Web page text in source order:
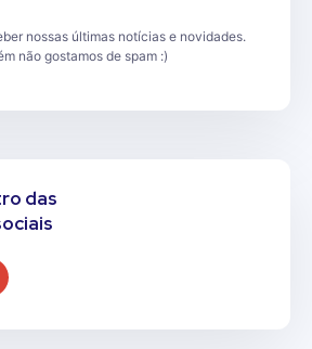
nossas últimas notícias e novidades.
não gostamos de spam :)
das